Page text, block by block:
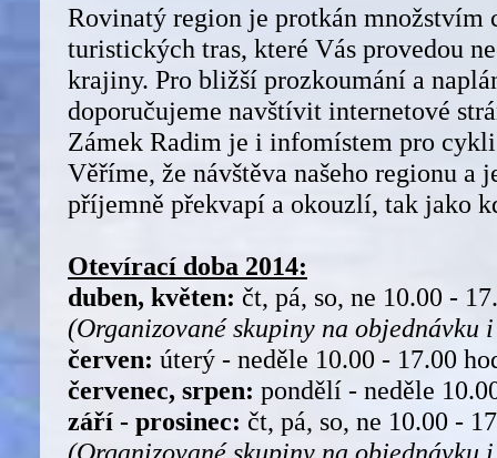
Rovinatý region je protkán množstvím
turistických tras, které Vás provedou
krajiny. Pro bližší prozkoumání a
doporučujeme navštívit internetové
Zámek Radim je i infomístem pro
Věříme, že návštěva našeho regionu a
příjemně překvapí a okouzlí, tak jako
Otevírací doba 2014:
duben, květen: čt, pá, so, ne 10.00 -
(Organizované skupiny na objednávku
červen: úterý - neděle 10.00 - 17.00
červenec, srpen: pondělí - neděle
září - prosinec: čt, pá, so, ne 10.00 -
(Organizované skupiny na objednávku